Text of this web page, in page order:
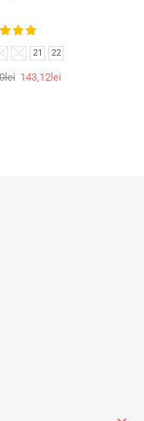
20 21 22
lei 143,12lei